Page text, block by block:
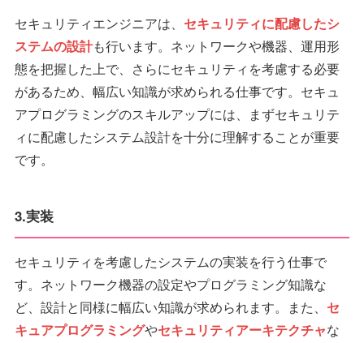
セキュリティエンジニアは、 セキュリティに配慮したシ
ステムの設計も行います。ネットワークや機器、運用形
態を把握した上で、さらにセキュリティを考慮する必要
があるため、幅広い知識が求められる仕事です。セキュ
アプログラミングのスキルアップには、まずセキュリテ
ィに配慮したシステム設計を十分に理解することが重要
です。
3.実装
セキュリティを考慮したシステムの実装を行う仕事で
す。ネットワーク機器の設定やプログラミング知識な
ど、設計と同様に幅広い知識が求められます。また、 セ
キュアプログラミングやセキュリティアーキテクチャな